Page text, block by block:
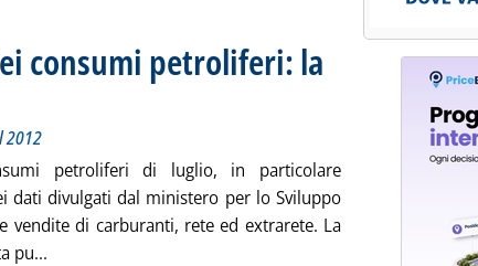
consumi petroliferi: la
Le vendite di diesel tornano sopra ai livelli del 2012
martedì 08 settembre 2015 alle 14.53.
2012
petroliferi di luglio, in particolare
dati divulgati dal ministero per lo Sviluppo
vendite di carburanti, rete ed extrarete. La
pu... Leggi tutta la notizia: 'Evoluzione decennale dei